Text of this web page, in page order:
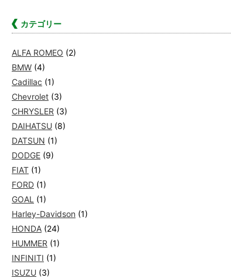
カテゴリー
ALFA ROMEO (2)
BMW (4)
Cadillac (1)
Chevrolet (3)
CHRYSLER (3)
DAIHATSU (8)
DATSUN (1)
DODGE (9)
FIAT (1)
FORD (1)
GOAL (1)
Harley-Davidson (1)
HONDA (24)
HUMMER (1)
INFINITI (1)
ISUZU (3)